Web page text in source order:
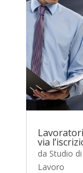
via
da Studio
Lavoro